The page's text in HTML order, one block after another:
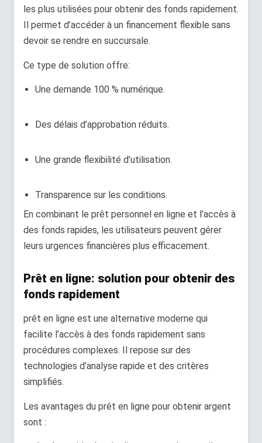
les plus utilisées pour obtenir des fonds rapidement.
Il permet d’accéder à un financement flexible sans
devoir se rendre en succursale.
Ce type de solution offre:
Une demande 100 % numérique.
Des délais d’approbation réduits.
Une grande flexibilité d’utilisation.
Transparence sur les conditions.
En combinant le prêt personnel en ligne et l’accès à
des fonds rapides, les utilisateurs peuvent gérer
leurs urgences financières plus efficacement.
Prêt en ligne: solution pour obtenir des
fonds rapidement
prêt en ligne est une alternative moderne qui
facilite l’accès à des fonds rapidement sans
procédures complexes. Il repose sur des
technologies d’analyse rapide et des critères
simplifiés.
Les avantages du prêt en ligne pour obtenir argent
sont :